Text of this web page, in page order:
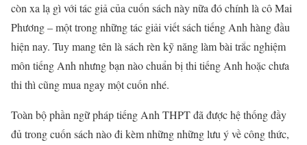
còn xa lạ gì với tác giả của cuốn sách này nữa đó chính là cô Mai
Phương – một trong những tác giải viết sách tiếng Anh hàng đầu
hiện nay. Tuy mang tên là sách rèn kỹ năng làm bài trắc nghiệm
môn tiếng Anh nhưng bạn nào chuẩn bị thi tiếng Anh hoặc chưa
thi thì cũng mua ngay một cuốn nhé.
Toàn bộ phần ngữ pháp tiếng Anh THPT đã được hệ thống đầy
đủ trong cuốn sách nào đi kèm những những lưu ý về công thức,